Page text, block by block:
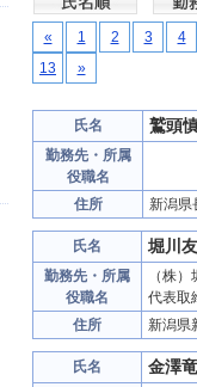
« 1 2 3
4
13
»
氏名 鷲頭
勤務先・所属
役職名
住所
新潟
氏名 堀川
勤務先・所属
役職名
（株
代表取
住所
新潟県
氏名 金澤